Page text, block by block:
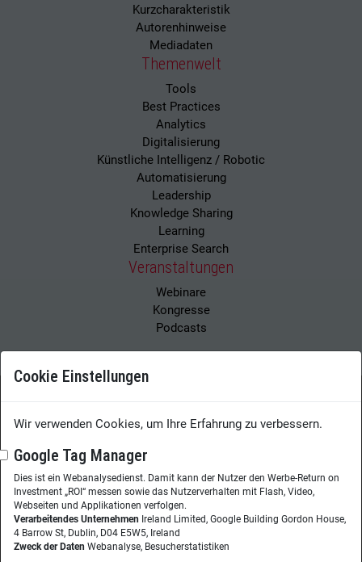
Kurzcharakteristik
Autorenhinweise
Mediadaten
Themenwelt
Tools
Best Practices
Analytics
Digitalisierung
Künstliche Intelligenz / Robotic
Automatisierung
Leadership
Knowledge Sharing
Learning
Enterprise Search
Veranstaltungen
Webinare
Kongresse
Podcasts
Wissensmanagement Magazin
Impressum
Herausgeberin:Nicole Lehnert
Westheimer Str. 18
86356 Neusäß
Telefon: +49 (0)821 48685-290
Cookie Einstellungen
Wir verwenden Cookies, um Ihre Erfahrung zu verbessern.
Google Tag Manager
Dies ist ein Webanalysedienst. Damit kann der Nutzer den Werbe-Return on
Investment „ROI“ messen sowie das Nutzerverhalten mit Flash, Video,
Webseiten und Applikationen verfolgen.
Verarbeitendes Unternehmen Ireland Limited, Google Building Gordon House,
4 Barrow St, Dublin, D04 E5W5, Ireland
Zweck der Daten Webanalyse, Besucherstatistiken